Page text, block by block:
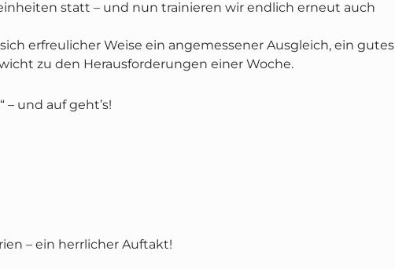
statt – und nun trainieren wir endlich erneut auch
erfreulicher Weise ein angemessener Ausgleich, ein gutes
zu den Herausforderungen einer Woche.
– und auf geht’s!
– ein herrlicher Auftakt!